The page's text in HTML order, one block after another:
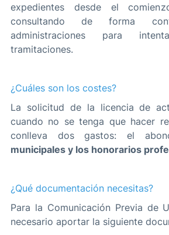
expedientes desde el
consultando de forma
administraciones para
tramitaciones.
¿Cuáles son los costes?
La solicitud de la licencia de
cuando no se tenga que hacer
conlleva dos gastos: el
municipales y los honorarios
¿Qué documentación necesitas?
Para la Comunicación Previa de
necesario aportar la siguiente